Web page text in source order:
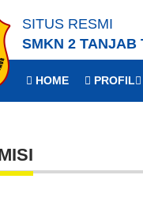
SITUS RESMI
SMKN 2 TANJAB
HOME PROFIL